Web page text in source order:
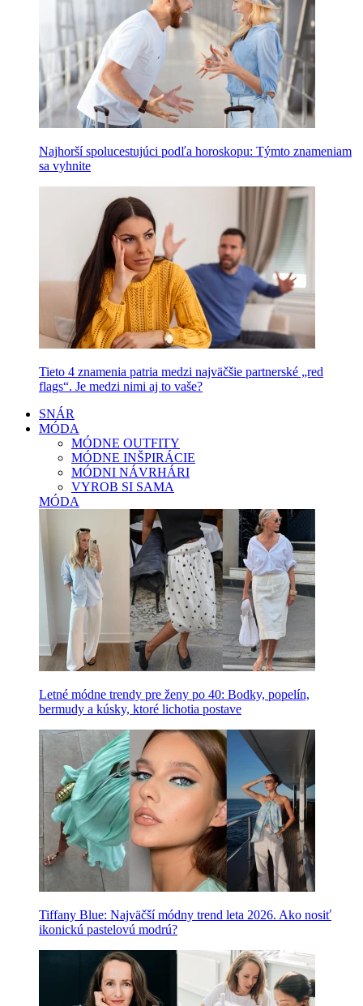
Najhorší spolucestujúci podľa horoskopu: Týmto znameniam
sa vyhnite
Tieto 4 znamenia patria medzi najväčšie partnerské „red
flags“. Je medzi nimi aj to vaše?
SNÁR
MÓDA
MÓDNE OUTFITY
MÓDNE INŠPIRÁCIE
MÓDNI NÁVRHÁRI
VYROB SI SAMA
MÓDA
Letné módne trendy pre ženy po 40: Bodky, popelín,
bermudy a kúsky, ktoré lichotia postave
Tiffany Blue: Najväčší módny trend leta 2026. Ako nosiť
ikonickú pastelovú modrú?